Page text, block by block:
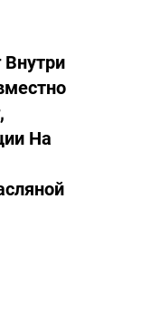
На